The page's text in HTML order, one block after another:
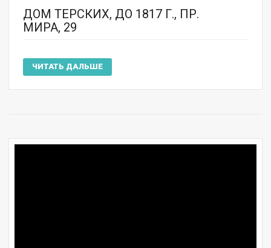
ДОМ ТЕРСКИХ, ДО 1817 Г., ПР.
МИРА, 29
ЧИТАТЬ ДАЛЬШЕ